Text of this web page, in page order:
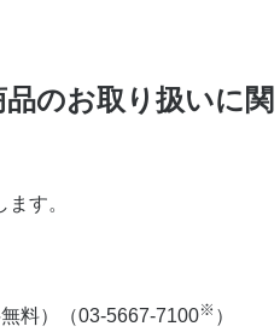
のお取り扱いに関
す。
無料）（03-5667-7100※ ）